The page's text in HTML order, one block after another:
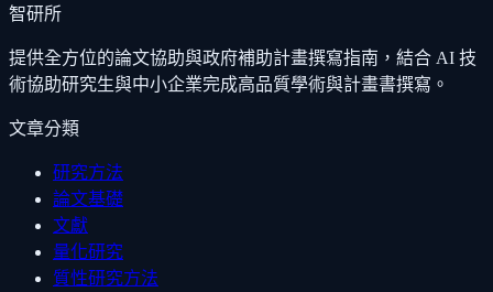
智研所
提供全方位的論文協助與政府補助計畫撰寫指南，結合 AI 技
術協助研究生與中小企業完成高品質學術與計畫書撰寫。
文章分類
研究方法
論文基礎
文獻
量化研究
質性研究方法